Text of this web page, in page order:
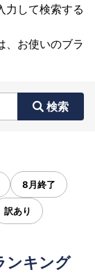
力して検索する
、お使いのブラ
検索
8月終了
訳あり
ンキング